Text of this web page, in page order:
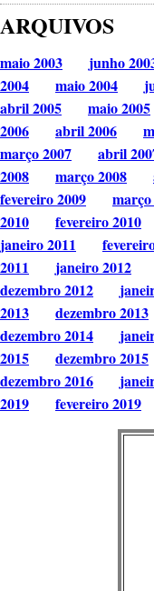
ARQUIVOS
maio 2003 junho
2004
maio 2004
abril 2005
maio 2005
2006
abril 2006
março 2007
abril
2008
março 2008
fevereiro 2009
2010
fevereiro 2010
janeiro 2011
2011
janeiro 2012
dezembro 2012
2013
dezembro 2013
dezembro 2014
2015
dezembro 2015
dezembro 2016
2019
fevereiro 2019